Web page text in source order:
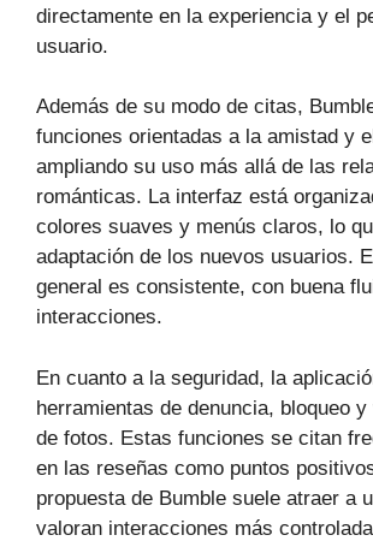
directamente en la experiencia y el
usuario.
Además de su modo de citas,
funciones orientadas a la amistad y
ampliando su uso más allá de las
románticas. La interfaz está
colores suaves y menús claros, lo
adaptación de los nuevos usuarios.
general es consistente, con buena
interacciones.
En cuanto a la seguridad, la
herramientas de denuncia, bloqueo
de fotos. Estas funciones se citan
en las reseñas como puntos
propuesta de Bumble suele atraer a
valoran interacciones más